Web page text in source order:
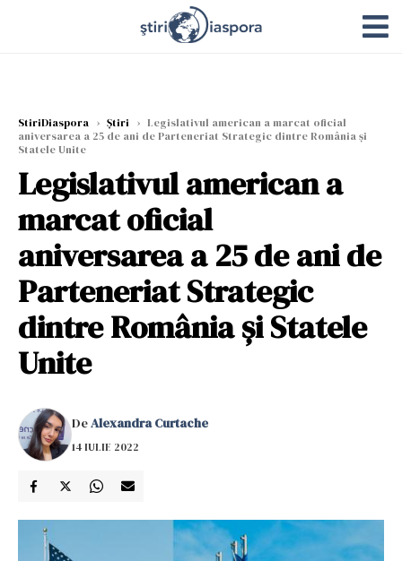
StiriDiaspora › Știri › Legislativul american a marcat oficial
aniversarea a 25 de ani de Parteneriat Strategic dintre România şi
Statele Unite
Legislativul american a
marcat oficial
aniversarea a 25 de ani de
Parteneriat Strategic
dintre România şi Statele
Unite
DeAlexandra Curtache
14 IULIE 2022